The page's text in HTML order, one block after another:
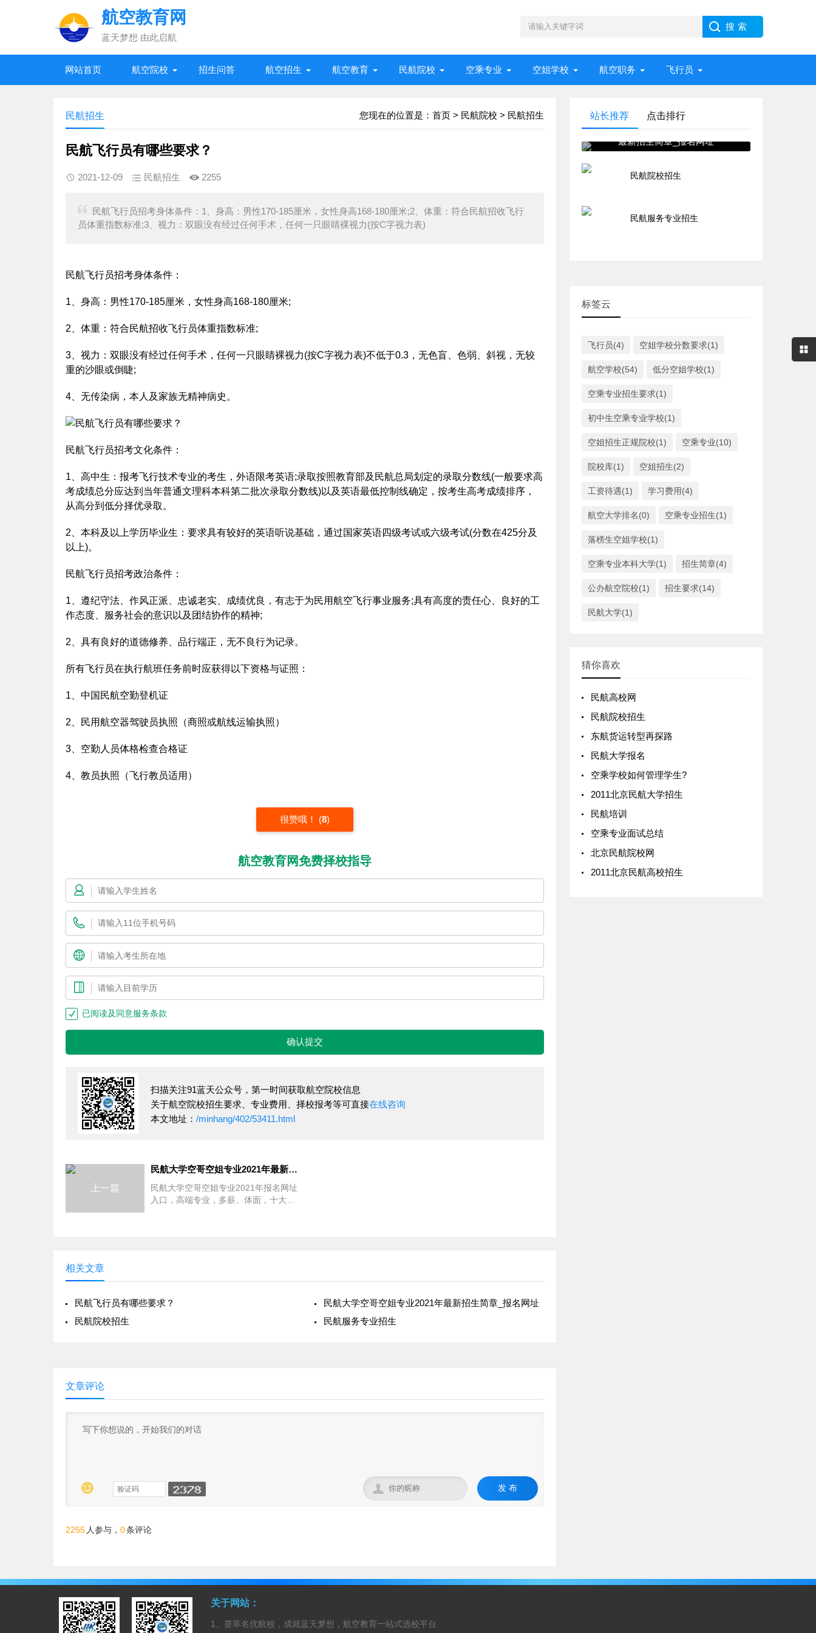
航空教育网
蓝天梦想 由此启航
网站首页 航空院校 招生问答 航空招生 航空教育 民航院校 空乘专业 空姐学校 航空职务 飞行员
您现在的位置是： 首页 > 民航院校 > 民航招生
民航招生
民航飞行员有哪些要求？
2021-12-09 民航招生 2255
民航飞行员招考身体条件：1、身高：男性170-185厘米，女性身高168-180厘米;2、体重：符合民航招收飞行
员体重指数标准;3、视力：双眼没有经过任何手术，任何一只眼睛裸视力(按C字视力表)
民航飞行员招考身体条件：
1、身高：男性170-185厘米，女性身高168-180厘米;
2、体重：符合民航招收飞行员体重指数标准;
3、视力：双眼没有经过任何手术，任何一只眼睛裸视力(按C字视力表)不低于0.3，无色盲、色弱、斜视，无较
重的沙眼或倒睫;
4、无传染病，本人及家族无精神病史。
民航飞行员招考文化条件：
1、高中生：报考飞行技术专业的考生，外语限考英语;录取按照教育部及民航总局划定的录取分数线(一般要求高
考成绩总分应达到当年普通文理科本科第二批次录取分数线)以及英语最低控制线确定，按考生高考成绩排序，
从高分到低分择优录取。
2、本科及以上学历毕业生：要求具有较好的英语听说基础，通过国家英语四级考试或六级考试(分数在425分及
以上)。
民航飞行员招考政治条件：
1、遵纪守法、作风正派、忠诚老实、成绩优良，有志于为民用航空飞行事业服务;具有高度的责任心、良好的工
作态度、服务社会的意识以及团结协作的精神;
2、具有良好的道德修养、品行端正，无不良行为记录。
所有飞行员在执行航班任务前时应获得以下资格与证照：
1、中国民航空勤登机证
2、民用航空器驾驶员执照（商照或航线运输执照）
3、空勤人员体格检查合格证
4、教员执照（飞行教员适用）
很赞哦！ (8)
航空教育网免费择校指导
已阅读及同意服务条款
确认提交
扫描关注91蓝天公众号，第一时间获取航空院校信息
关于航空院校招生要求、专业费用、择校报考等可直接在线咨询
本文地址： /minhang/402/53411.html
上一篇
民航大学空哥空姐专业2021年最新招生简章_报名网址
民航大学空哥空姐专业2021年报名网址
入口，高端专业，多薪、体面，十大最
质大学(武汉)
相关文章
民航飞行员有哪些要求？
民航大学空哥空姐专业2021年最新招生简章_报名网址
民航院校招生
民航服务专业招生
文章评论
 发 布

2255 人参与， 0条评论
站长推荐
点击排行
民航大学空哥空姐专业2021年
最新招生简章_报名网址
民航院校招生
民航服务专业招生
标签云
飞行员(4) 空姐学校分数要求(1)
航空学校(54) 低分空姐学校(1)
空乘专业招生要求(1)
初中生空乘专业学校(1)
空姐招生正规院校(1) 空乘专业(10)
院校库(1) 空姐招生(2)
工资待遇(1) 学习费用(4)
航空大学排名(0) 空乘专业招生(1)
落榜生空姐学校(1)
空乘专业本科大学(1) 招生简章(4)
公办航空院校(1) 招生要求(14)
民航大学(1)
猜你喜欢
民航高校网
民航院校招生
东航货运转型再探路
民航大学报名
空乘学校如何管理学生?
2011北京民航大学招生
民航培训
空乘专业面试总结
北京民航院校网
2011北京民航高校招生
关于网站：
1、荟萃名优航校，成就蓝天梦想，航空教育一站式选校平台